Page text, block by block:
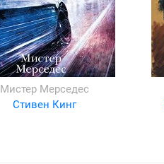
Мистер Мерседес
Стивен Кинг